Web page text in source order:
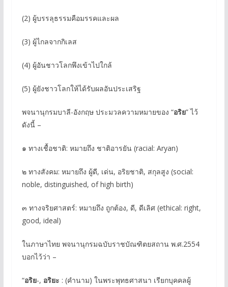
(2) ผู้บรรลุธรรมคือมรรคและผล
(3) ผู้ไกลจากกิเลส
(4) ผู้อันชาวโลกพึงเข้าไปใกล้
(5) ผู้ยังชาวโลกให้ได้รับผลอันประเสริฐ
พจนานุกรมบาลี-อังกฤษ ประมวลความหมายของ “อริย” ไว้
ดังนี้ –
๑ ทางเชื้อชาติ: หมายถึง ชาติอารยัน (racial: Aryan)
๒ ทางสังคม: หมายถึง ผู้ดี, เด่น, อริยชาติ, สกุลสูง (social:
noble, distinguished, of high birth)
๓ ทางจริยศาสตร์: หมายถึง ถูกต้อง, ดี, ดีเลิศ (ethical: right,
good, ideal)
ในภาษาไทย พจนานุกรมฉบับราชบัณฑิตยสถาน พ.ศ.2554
บอกไว้ว่า –
“อริย-, อริยะ : (คำนาม) ในพระพุทธศาสนา เรียกบุคคลผู้